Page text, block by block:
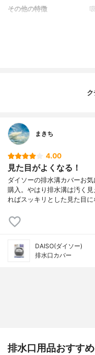
その他の特徴
まきち
4.00
見た目がよくなる！
ダイソーの排水溝カバーお
購入。やはり排水溝は汚く
ればスッキリとした見た目
DAISO(ダイソー)
排水口カバー
排水口用品おすす